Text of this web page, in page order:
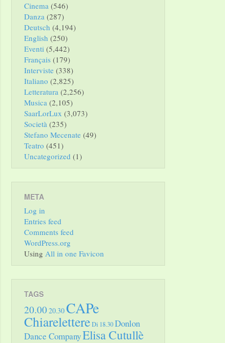
Cinema (546)
Danza (287)
Deutsch (4,194)
English (250)
Eventi (5,442)
Français (179)
Interviste (338)
Italiano (2,825)
Letteratura (2,256)
Musica (2,105)
SaarLorLux (3,073)
Società (235)
Stefano Mecenate (49)
Teatro (451)
Uncategorized (1)
META
Log in
Entries feed
Comments feed
WordPress.org
Using All in one Favicon
TAGS
20.00 20.30CAPe
ChiarelettereDi 18.30Donlon
Dance CompanyElisa Cutullè